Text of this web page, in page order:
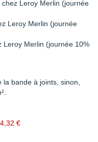
chez Leroy Merlin (journée
Leroy Merlin (journée
Leroy Merlin (journée 10%
bande à joints, sinon,
€